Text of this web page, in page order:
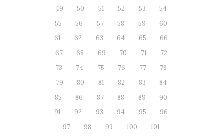
49
50 51 52 53
54
55
56 57 58 59
60
61
62 63 64 65
66
67
68 69 70 71
72
73
74 75 76 77
78
79
80 81 82 83
84
85
86 87 88 89
90
91
92 93 94 95
96
97
98 99 100
101